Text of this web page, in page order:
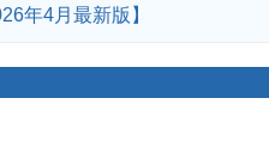
年4月最新版】